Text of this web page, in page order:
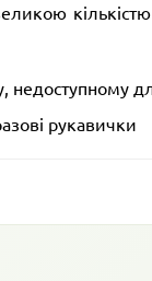
рукавички